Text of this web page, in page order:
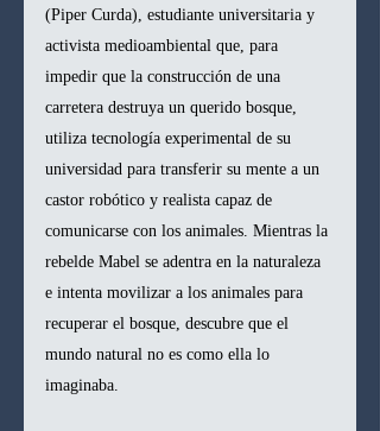
(Piper Curda), estudiante universitaria y
activista medioambiental que, para
impedir que la construcción de una
carretera destruya un querido bosque,
utiliza tecnología experimental de su
universidad para transferir su mente a un
castor robótico y realista capaz de
comunicarse con los animales. Mientras la
rebelde Mabel se adentra en la naturaleza
e intenta movilizar a los animales para
recuperar el bosque, descubre que el
mundo natural no es como ella lo
imaginaba.